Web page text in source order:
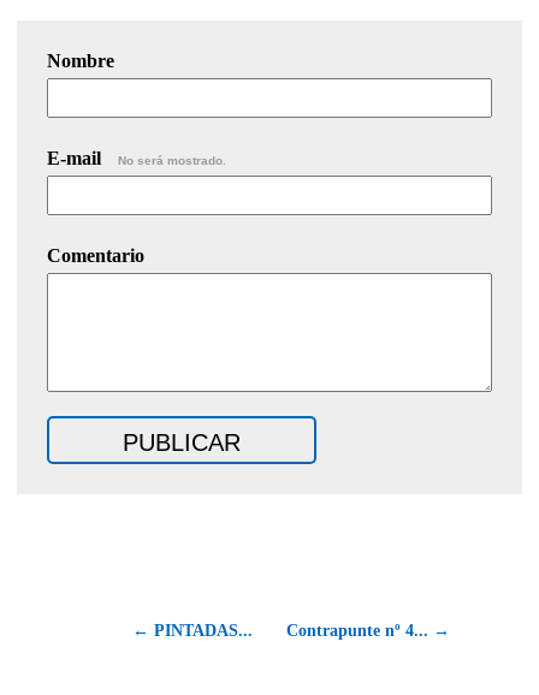
Nombre
E-mail No será mostrado.
Comentario
← PINTADAS... Contrapunte nº 4... →